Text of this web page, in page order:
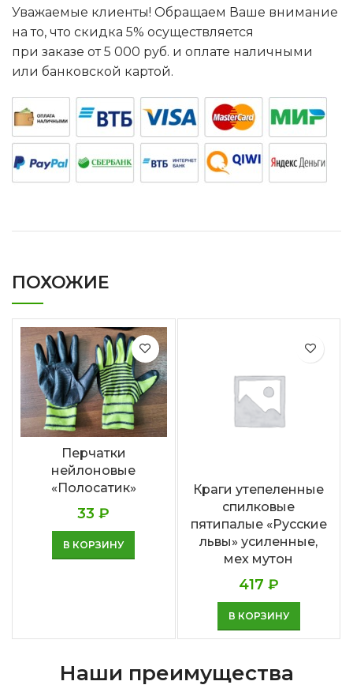
Уважаемые клиенты! Обращаем Ваше внимание
на то, что скидка 5% осуществляется
при заказе от 5 000 руб. и оплате наличными
или банковской картой.
ПОХОЖИЕ
Перчатки
нейлоновые
«Полосатик»
33₽
В КОРЗИНУ
Краги утепеленные
спилковые
пятипалые «Русские
львы» усиленные,
мех мутон
417 ₽
В КОРЗИНУ
Наши преимущества